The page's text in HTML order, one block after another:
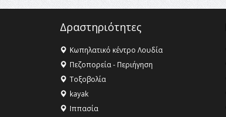
Δραστηριότητες
Κωπηλατικό κέντρο Λουδία
Πεζοπορεία - Περιήγηση
Τοξοβολία
kayak
Ιππασία